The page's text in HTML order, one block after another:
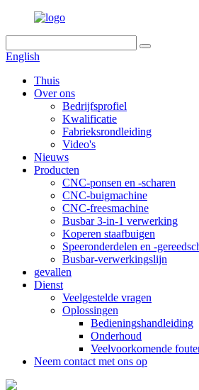
English
Thuis
Over ons
Bedrijfsprofiel
Kwalificatie
Fabrieksrondleiding
Video's
Nieuws
Producten
CNC-ponsen en -scharen
CNC-buigmachine
CNC-freesmachine
Busbar 3-in-1 verwerking
Koperen staafbuigen
Speeronderdelen en -
Busbar-verwerkingslijn
gevallen
Dienst
Veelgestelde vragen
Oplossingen
Bedieningshandleiding
Onderhoud
Veelvoorkomende
Neem contact met ons op